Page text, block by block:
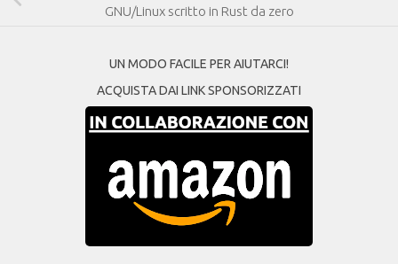
GNU/Linux scritto in Rust da zero
UN MODO FACILE PER AIUTARCI!
ACQUISTA DAI LINK SPONSORIZZATI